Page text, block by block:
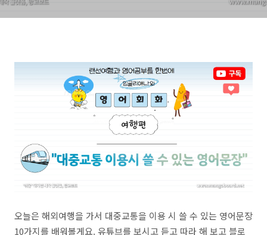
오늘은 해외여행을 가서 대중교통을 이용 시 쓸 수 있는 영어문장
10가지를 배워볼게요. 유튜브를 보시고 듣고 따라 해 보고 블로